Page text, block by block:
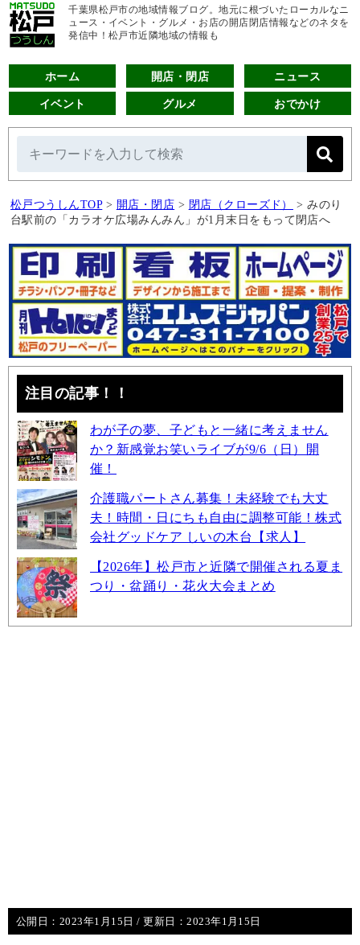
千葉県松戸市の地域情報ブログ。地元に根づいたローカルなニ
ュース・イベント・グルメ・お店の開店閉店情報などのネタを
発信中！松戸市近隣地域の情報も
ホーム 開店・閉店 ニュース
イベント グルメ おでかけ
松戸つうしんTOP > 開店・閉店 > 閉店（クローズド） > みのり
台駅前の「カラオケ広場みんみん」が1月末日をもって閉店へ
注目の記事！！
わが子の夢、子どもと一緒に考えません
か？新感覚お笑いライブが9/6（日）開
催！
介護職パートさん募集！未経験でも大丈
夫！時間・日にちも自由に調整可能！株式
会社グッドケア しいの木台【求人】
【2026年】松戸市と近隣で開催される夏ま
つり・盆踊り・花火大会まとめ
公開日： 2023年1月15日 / 更新日：2023年1月15日